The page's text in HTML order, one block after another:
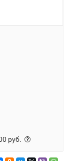
руб.